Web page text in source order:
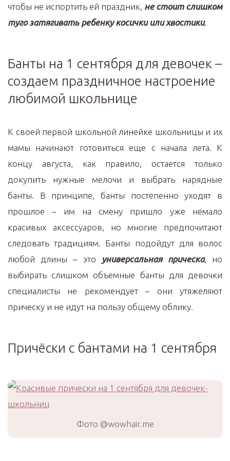
чтобы не испортить ей праздник, не стоит слишком
туго затягивать ребенку косички или хвостики.
Банты на 1 сентября для девочек –
создаем праздничное настроение
любимой школьнице
К своей первой школьной линейке школьницы и их
мамы начинают готовиться еще с начала лета. К
концу августа, как правило, остается только
докупить нужные мелочи и выбрать нарядные
банты. В принципе, банты постепенно уходят в
прошлое – им на смену пришло уже немало
красивых аксессуаров, но многие предпочитают
следовать традициям. Банты подойдут для волос
любой длины – это
универсальная прическа, но
выбирать слишком объемные банты для девочки
специалисты не рекомендует – они утяжеляют
прическу и не идут на пользу общему облику.
Причёски с бантами на 1 сентября
Фото @wowhair.me